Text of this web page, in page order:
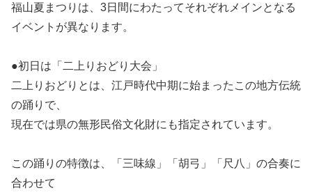
福山夏まつりは、3日間にわたってそれぞれメインとなる
イベントが異なります。
●初日は「二上りおどり大会」
二上りおどりとは、江戸時代中期に始まったこの地方伝統
の踊りで、
現在では県の無形民俗文化財にも指定されています。
この踊りの特徴は、「三味線」「胡弓」「尺八」の合奏に
合わせて